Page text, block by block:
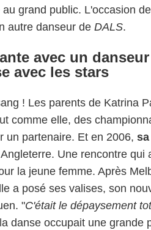
grand public. L'occasion
autre danseur de DALS.
avec un danseur
avec les stars
! Les parents de Katrina
comme elle, des
un partenaire. Et en 2006,
Une rencontre qui
la jeune femme. Après
a posé ses valises, son
"C'était le dépaysement
danse occupait une grande